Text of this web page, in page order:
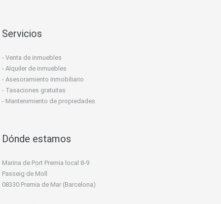
Servicios
- Venta de inmuebles
- Alquiler de inmuebles
- Asesoramiento inmobiliario
- Tasaciones gratuitas
- Mantenimiento de propiedades
Dónde estamos
Marina de Port Premia local 8-9
Passeig de Moll
08330 Premia de Mar (Barcelona)